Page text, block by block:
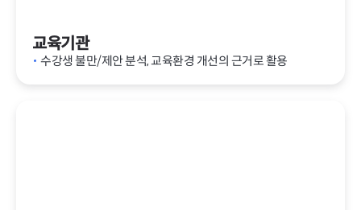
교육기관
수강생 불만/제안 분석, 교육환경 개선의 근거로 활용